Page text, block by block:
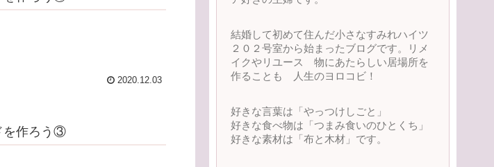
2020.12.03
を作ろう③
結婚して初めて住んだ小さなすみれハイツ
２０２号室から始まったブログです。リメ
イクやリユース 物にあたらしい居場所を
作ることも 人生のヨロコビ！
好きな言葉は「やっつけしごと」
好きな食べ物は「つまみ食いのひとくち」
好きな素材は「布と木材」です。